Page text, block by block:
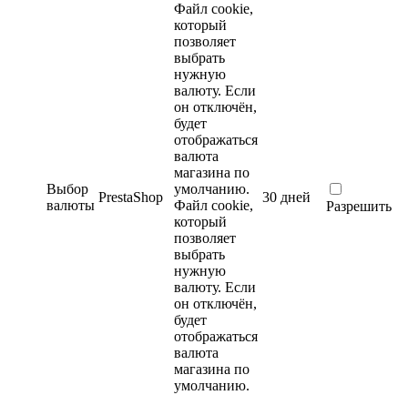
Выбор
валюты
PrestaShop
Файл cookie,
который
позволяет
выбрать
нужную
валюту. Если
он отключён,
будет
отображаться
валюта
магазина по
умолчанию.
Файл cookie,
который
позволяет
выбрать
нужную
валюту. Если
он отключён,
будет
отображаться
валюта
магазина по
умолчанию.
30 дней
Разрешить